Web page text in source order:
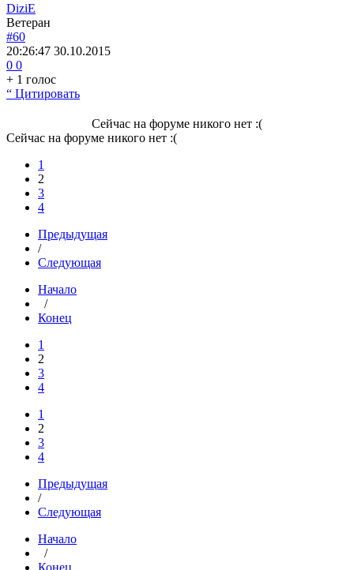
DiziE
Ветеран
#60
20:26:47 30.10.2015
0 0
+ 1 голос
“ Цитировать
Сейчас на форуме никого нет :(
Сейчас на форуме никого нет :(
1
2
3
4
Предыдущая
/
Следующая
Начало
/
Конец
1
2
3
4
1
2
3
4
Предыдущая
/
Следующая
Начало
/
Конец